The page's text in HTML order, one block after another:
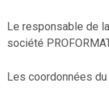
Le responsable de
société
Les coordonnées du